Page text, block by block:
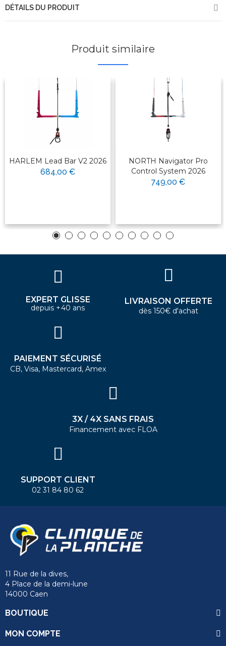
DÉTAILS DU PRODUIT
Produit similaire
HARLEM Lead Bar V2 2026
684,00 €
NORTH Navigator Pro
Control System 2026
749,00 €
EXPERT GLISSE
depuis +40 ans
LIVRAISON OFFERTE
dès 150€ d'achat
PAIEMENT SÉCURISÉ
CB, Visa, Mastercard, Amex
3X / 4X SANS FRAIS
Financement avec FLOA
SUPPORT CLIENT
02 31 84 80 62
11 Rue de la dives,
4 Place de la demi-lune
14000 Caen
BOUTIQUE
MON COMPTE